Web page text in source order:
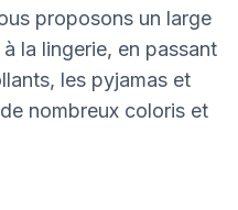
proposons un large
la lingerie, en passant
les pyjamas et
nombreux coloris et